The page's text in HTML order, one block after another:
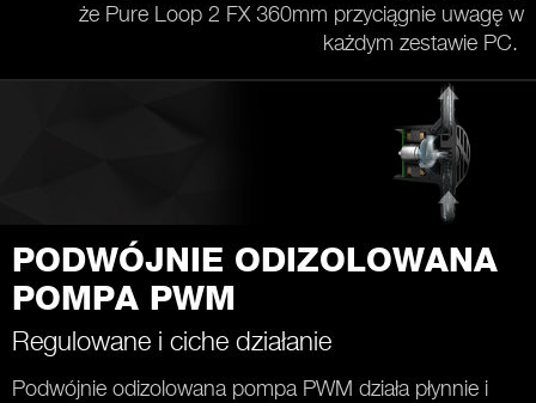
że Pure Loop 2 FX 360mm przyciągnie uwagę w
każdym zestawie PC.
PODWÓJNIE ODIZOLOWANA
POMPA PWM
Regulowane i ciche działanie
Podwójnie odizolowana pompa PWM działa płynnie i